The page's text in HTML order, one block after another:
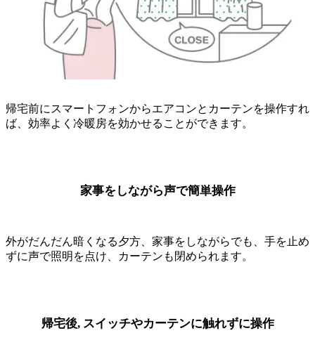
帰宅前にスマートフォンからエアコンとカーテンを操作すれ
ば、効率よく冷暖房を効かせることができます。
家事をしながら声で簡単操作
外がだんだん暗くなる夕方、家事をしながらでも、手を止め
ずに声で照明を点け、カーテンも閉められます。
帰宅後, スイッチやカーテンに触れずに操作